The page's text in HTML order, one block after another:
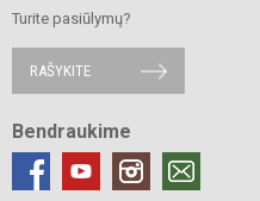
Turite pasiūlymų?
RAŠYKITE
Bendraukime